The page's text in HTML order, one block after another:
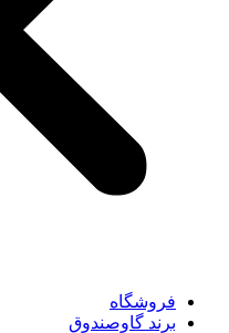
فروشگاه
برند گاوصندوق